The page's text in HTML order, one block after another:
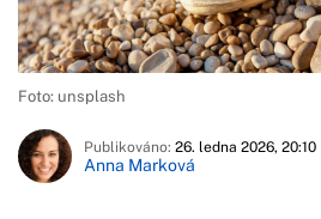
Foto: unsplash
Publikováno: 26. ledna 2026, 20:10
Anna Marková